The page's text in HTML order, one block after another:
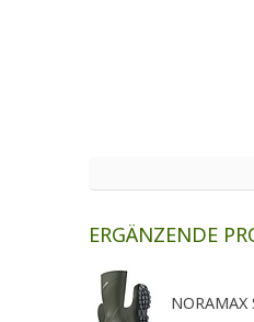
ERGÄNZENDE
NORAMAX